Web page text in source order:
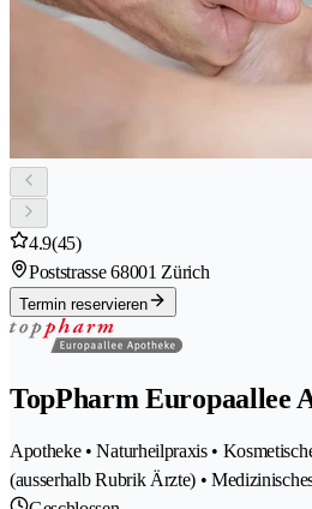
4.9(45)
Poststrasse 68001 Zürich
Termin reservieren
TopPharm Europaallee
Apotheke • Naturheilpraxis •
(ausserhalb Rubrik Ärzte) •